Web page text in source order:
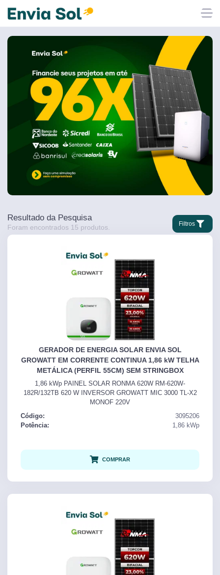
Resultado da Pesquisa
Foram encontrados 15 produtos. Filtros
GERADOR DE ENERGIA SOLAR ENVIA SOL
GROWATT EM CORRENTE CONTINUA 1,86 kW TELHA
METÁLICA (PERFIL 55CM) SEM STRINGBOX
1,86 kWp PAINEL SOLAR RONMA 620W RM-620W-
182R/132TB 620 W INVERSOR GROWATT MIC 3000 TL-X2
MONOF 220V
Código:
3095206
Potência:
1,86 kWp
COMPRAR